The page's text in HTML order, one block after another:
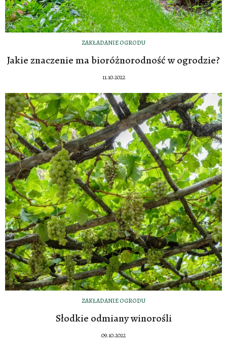
ZAKŁADANIE OGRODU
Jakie znaczenie ma bioróżnorodność w ogrodzie?
11.10.2022
ZAKŁADANIE OGRODU
Słodkie odmiany winorośli
09.10.2022